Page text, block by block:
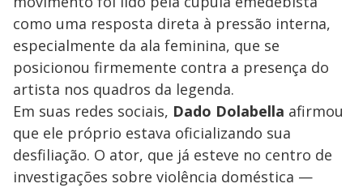
como uma resposta direta à pressão interna,
especialmente da ala feminina, que se
posicionou firmemente contra a presença do
artista nos quadros da legenda.
Em suas redes sociais, Dado Dolabella afirmou
que ele próprio estava oficializando sua
desfiliação. O ator, que já esteve no centro de
investigações sobre violência doméstica —